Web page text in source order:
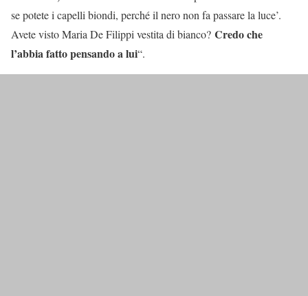
se potete i capelli biondi, perché il nero non fa passare la luce’.
Avete visto Maria De Filippi vestita di bianco? Credo che
l’abbia fatto pensando a lui“.